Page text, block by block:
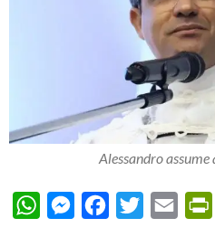
Alessandro
WhatsAppMessengerFacebook
Twitter Email